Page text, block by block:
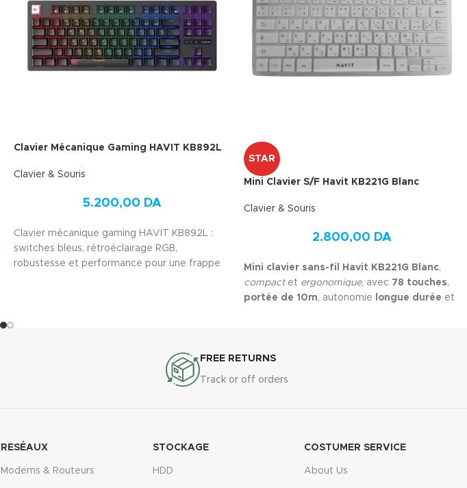
Clavier Mécanique Gaming HAVIT KB892L
Clavier & Souris
5.200,00 DA
Clavier mécanique gaming HAVIT KB892L :
switches bleus, rétroéclairage RGB,
robustesse et performance pour une frappe
STAR
Mini Clavier S/F Havit KB221G Blanc
Clavier & Souris
2.800,00 DA
Mini clavier sans-fil Havit KB221G Blanc,
compactet ergonomique, avec 78 touches,
portée de 10m, autonomie longue durée et
FREE RETURNS
Track or off orders
RESÉAUX
Modems & Routeurs
STOCKAGE
HDD
COSTUMER SERVICE
About Us